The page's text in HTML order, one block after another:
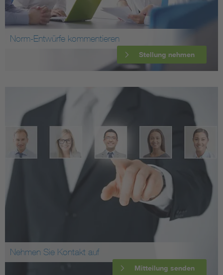
Norm-Entwürfe kommentieren
Stellung nehmen
Nehmen Sie Kontakt auf
Mitteilung senden